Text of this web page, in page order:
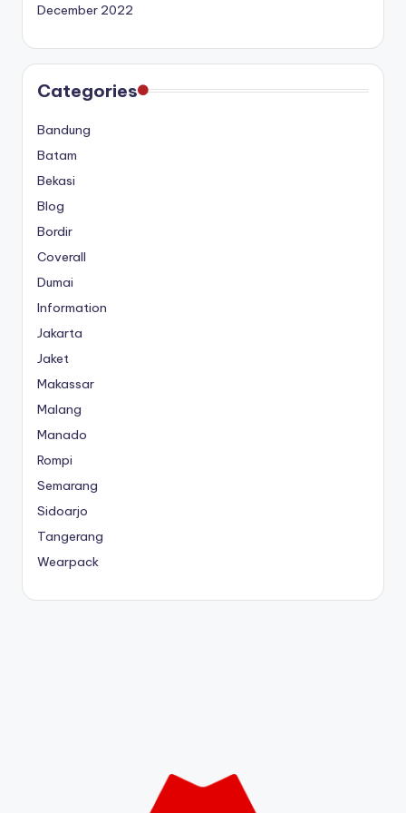
December 2022
Categories
Bandung
Batam
Bekasi
Blog
Bordir
Coverall
Dumai
Information
Jakarta
Jaket
Makassar
Malang
Manado
Rompi
Semarang
Sidoarjo
Tangerang
Wearpack